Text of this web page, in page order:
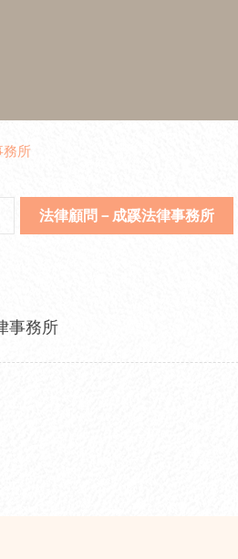
務所
法律顧問－成蹊法律事務所
事務所